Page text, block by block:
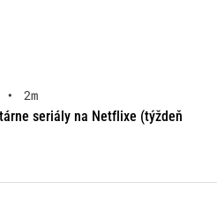
•
2m
seriály na Netflixe (týždeň